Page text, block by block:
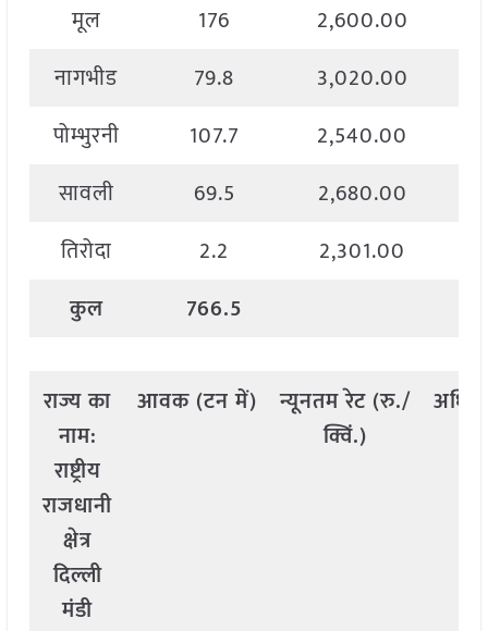
मूल 176 2,600.00
नागभीड
79.8 3,020.00
पोम्भुरनी
107.7 2,540.00
सावली
69.5 2,680.00
तिरोदा
2.2 2,301.00
कुल
766.5
राज्यका
नाम:
राष्ट्रीय
राजधानी
क्षेत्र
दिल्ली
मंडी
आवक (टनमें) न्यूनतमरेट (रु./
क्विं.)